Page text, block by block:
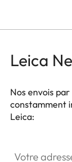
Leica
Nos envois
constamment
Leica: